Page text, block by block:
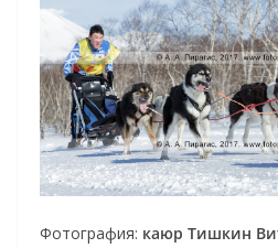
Фотография: каюр Тишкин